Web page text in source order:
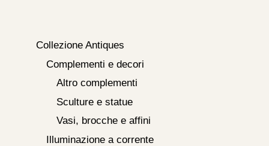
Collezione Antiques
Complementi e decori
Altro complementi
Sculture e statue
Vasi, brocche e affini
Illuminazione a corrente